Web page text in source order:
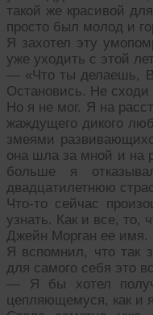
такой же красивой
просто был молод и
Я захотел эту
уже уходить с этой
— «Что ты делаешь,
Остановись. Не
Но я не мог. Я на
жаждущего дикого
змеями
она шла за мной и на
больше я
двадцатилетнюю
Что-то сейчас
узнать. Как и все, то,
Джейн Морган ее имя.
Я вспомнил, что так
для самого себя это
— Я бы хотел
цепляющемуся, как и